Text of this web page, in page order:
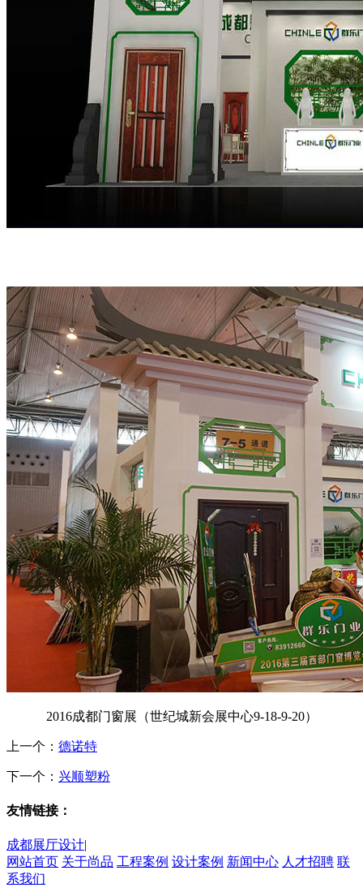
2016成都门窗展（世纪城新会展中心9-18-9-20）
上一个： 德诺特
下一个： 兴顺塑粉
友情链接：
成都展厅设计|
网站首页 关于尚品 工程案例 设计案例 新闻中心 人才招聘 联
系我们